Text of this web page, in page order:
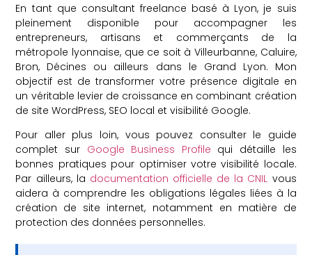
En tant que consultant freelance basé à Lyon, je suis
pleinement disponible pour accompagner les
entrepreneurs, artisans et commerçants de la
métropole lyonnaise, que ce soit à Villeurbanne, Caluire,
Bron, Décines ou ailleurs dans le Grand Lyon. Mon
objectif est de transformer votre présence digitale en
un véritable levier de croissance en combinant création
de site WordPress, SEO local et visibilité Google.
Pour aller plus loin, vous pouvez consulter le guide
complet sur Google Business Profile qui détaille les
bonnes pratiques pour optimiser votre visibilité locale.
Par ailleurs, la documentation officielle de la CNIL vous
aidera à comprendre les obligations légales liées à la
création de site internet, notamment en matière de
protection des données personnelles.